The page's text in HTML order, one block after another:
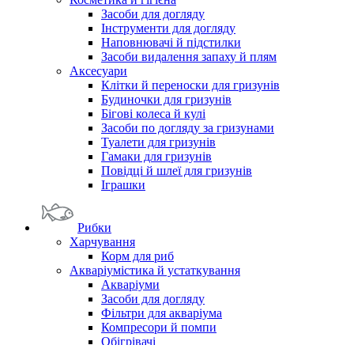
Засоби для догляду
Інструменти для догляду
Наповнювачі й підстилки
Засоби видалення запаху й плям
Аксесуари
Клітки й переноски для гризунів
Будиночки для гризунів
Бігові колеса й кулі
Засоби по догляду за гризунами
Туалети для гризунів
Гамаки для гризунів
Повідці й шлеї для гризунів
Іграшки
Рибки
Харчування
Корм для риб
Акваріумістика й устаткування
Акваріуми
Засоби для догляду
Фільтри для акваріума
Компресори й помпи
Обігрівачі